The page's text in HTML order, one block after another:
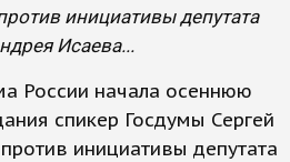
инициативы депутата
Исаева...
России начала осеннюю
спикер Госдумы Сергей
инициативы депутата